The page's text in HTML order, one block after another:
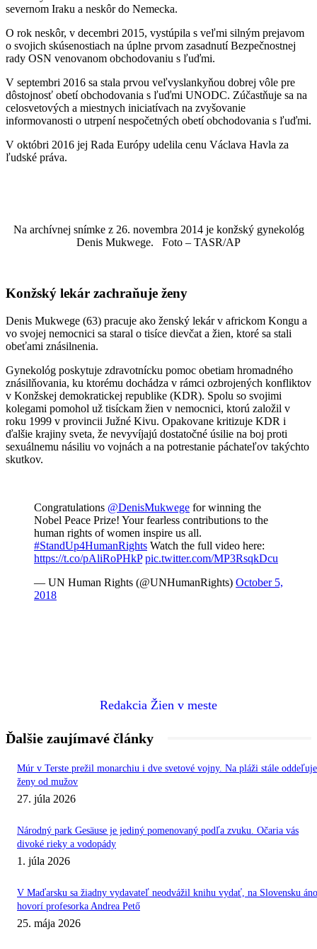
severnom Iraku a neskôr do Nemecka.
O rok neskôr, v decembri 2015, vystúpila s veľmi silným prejavom
o svojich skúsenostiach na úplne prvom zasadnutí Bezpečnostnej
rady OSN venovanom obchodovaniu s ľuďmi.
V septembri 2016 sa stala prvou veľvyslankyňou dobrej vôle pre
dôstojnosť obetí obchodovania s ľuďmi UNODC. Zúčastňuje sa na
celosvetových a miestnych iniciatívach na zvyšovanie
informovanosti o utrpení nespočetných obetí obchodovania s ľuďmi.
V októbri 2016 jej Rada Európy udelila cenu Václava Havla za
ľudské práva.
Na archívnej snímke z 26. novembra 2014 je konžský gynekológ
Denis Mukwege. Foto – TASR/AP
Konžský lekár zachraňuje ženy
Denis Mukwege (63) pracuje ako ženský lekár v africkom Kongu a
vo svojej nemocnici sa staral o tisíce dievčat a žien, ktoré sa stali
obeťami znásilnenia.
Gynekológ poskytuje zdravotnícku pomoc obetiam hromadného
znásilňovania, ku ktorému dochádza v rámci ozbrojených konfliktov
v Konžskej demokratickej republike (KDR). Spolu so svojimi
kolegami pomohol už tisíckam žien v nemocnici, ktorú založil v
roku 1999 v provincii Južné Kivu. Opakovane kritizuje KDR i
ďalšie krajiny sveta, že nevyvíjajú dostatočné úsilie na boj proti
sexuálnemu násiliu vo vojnách a na potrestanie páchateľov takýchto
skutkov.
Congratulations @DenisMukwege for winning the
Nobel Peace Prize! Your fearless contributions to the
human rights of women inspire us all.
#StandUp4HumanRights Watch the full video here:
https://t.co/pAliRoPHkP pic.twitter.com/MP3RsqkDcu
— UN Human Rights (@UNHumanRights) October 5,
2018
Redakcia Žien v meste
Ďalšie zaujímavé články
Múr v Terste prežil monarchiu i dve svetové vojny. Na pláži stále oddeľuje
ženy od mužov
27. júla 2026
Národný park Gesäuse je jediný pomenovaný podľa zvuku. Očaria vás
divoké rieky a vodopády
1. júla 2026
V Maďarsku sa žiadny vydavateľ neodvážil knihu vydať, na Slovensku
hovorí profesorka Andrea Pető
25. mája 2026